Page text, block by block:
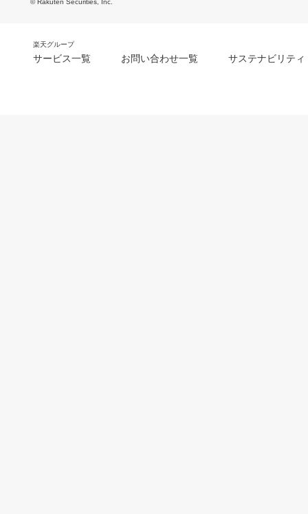
© Rakuten Securities, Inc.
楽天グループ
サービス一覧 お問い合わせ一覧 サステナビリティ